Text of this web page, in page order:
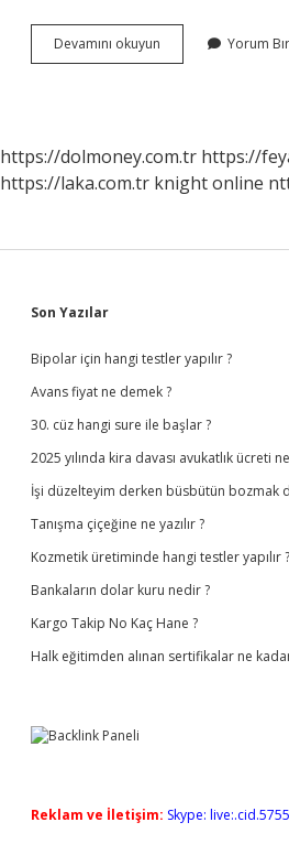
Devamını okuyun
Çekme
Yorum
https://dolmoney.com.tr https://
https://laka.com.tr knight online
Sidebar
Son Yazılar
Bipolar için hangi testler yapılır ?
Avans fiyat ne demek ?
30. cüz hangi sure ile başlar ?
2025 yılında kira davası avukatlık ücreti
İşi düzelteyim derken büsbütün bozmak
Tanışma çiçeğine ne yazılır ?
Kozmetik üretiminde hangi testler yapılır ?
Bankaların dolar kuru nedir ?
Kargo Takip No Kaç Hane ?
Halk eğitimden alınan sertifikalar ne
Reklam ve İletişim: Skype: